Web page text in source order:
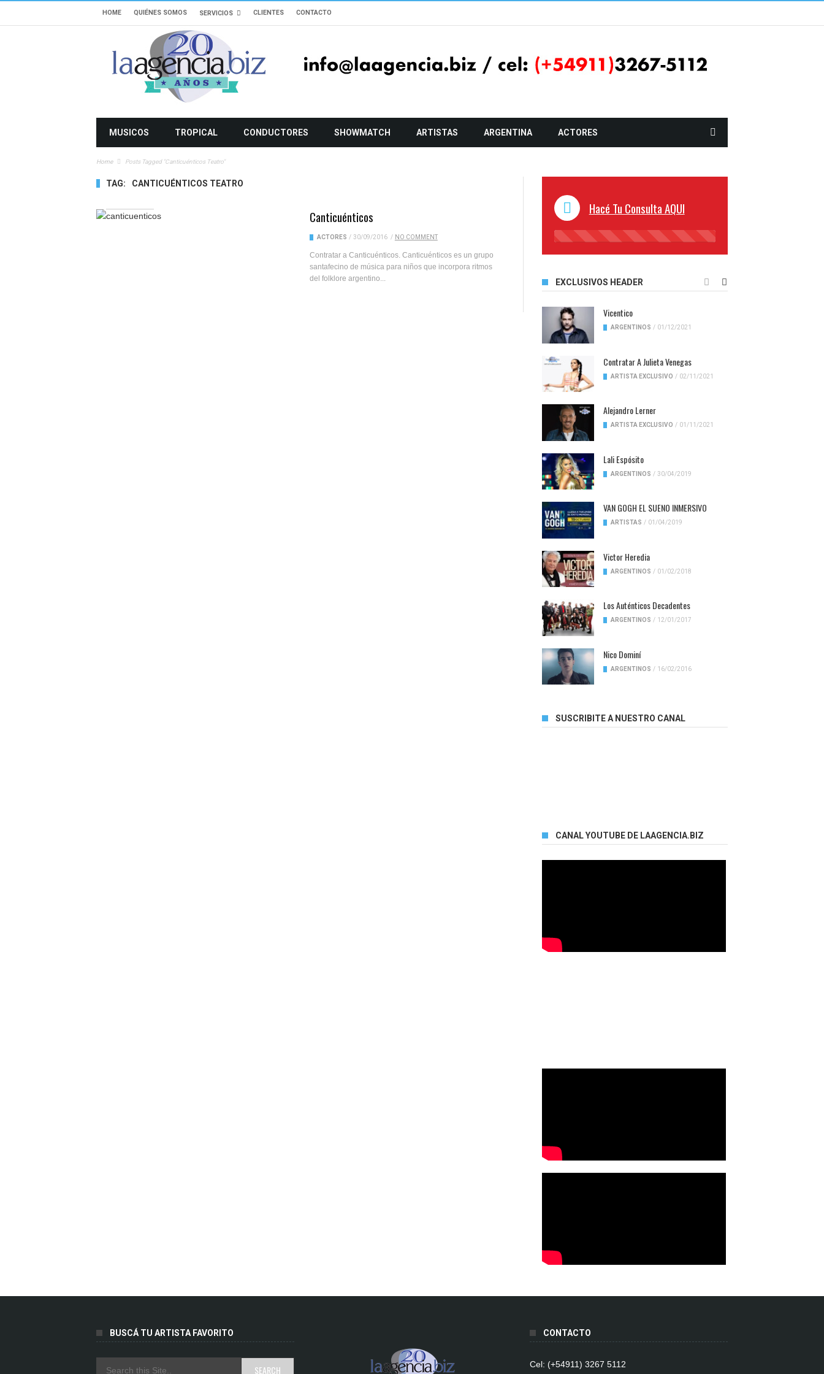
HOME QUIÉNES SOMOS SERVICIOS CLIENTES CONTACTO
MUSICOS TROPICAL CONDUCTORES SHOWMATCH ARTISTAS ARGENTINA ACTORES
Home Posts Tagged "Canticuénticos Teatro"
TAG: CANTICUÉNTICOS TEATRO
Canticuénticos
ACTORES / 30/09/2016 / NO COMMENT
Contratar a Canticuénticos. Canticuénticos es un grupo
santafecino de música para niños que incorpora ritmos
del folklore argentino...
Hacé Tu Consulta AQUI
45%
EXCLUSIVOS HEADER
Vicentico
ARGENTINOS / 01/12/2021
Contratar A Julieta Venegas
ARTISTA EXCLUSIVO / 02/11/2021
Alejandro Lerner
ARTISTA EXCLUSIVO / 01/11/2021
Lali Espósito
ARGENTINOS / 30/04/2019
VAN GOGH EL SUENO INMERSIVO
ARTISTAS / 01/04/2019
Victor Heredia
ARGENTINOS / 01/02/2018
Los Auténticos Decadentes
ARGENTINOS / 12/01/2017
Nico Dominí
ARGENTINOS / 16/02/2016
SUSCRIBITE A NUESTRO CANAL
CANAL YOUTUBE DE LAAGENCIA.BIZ
BUSCÁ TU ARTISTA FAVORITO CONTACTO
Cel: (+54911) 3267 5112